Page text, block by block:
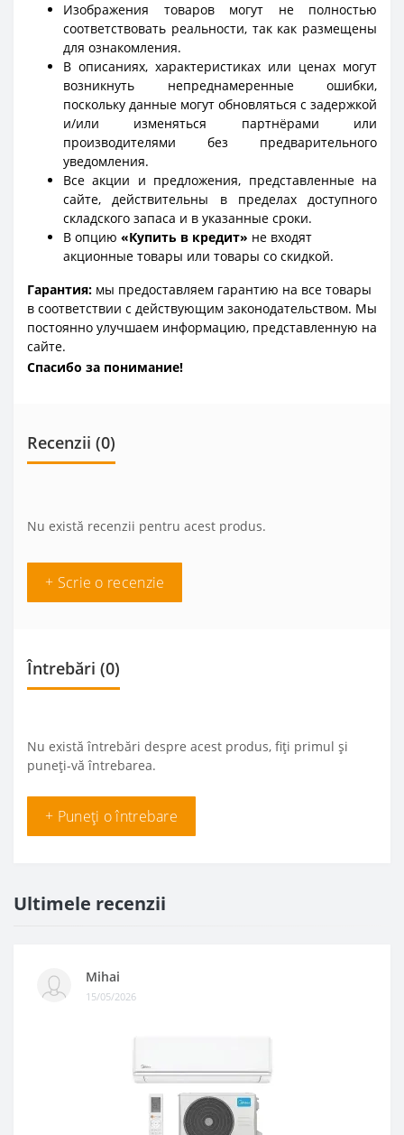
Изображения товаров могут не полностью
соответствовать реальности, так как размещены
для ознакомления.
В описаниях, характеристиках или ценах могут
возникнуть непреднамеренные ошибки,
поскольку данные могут обновляться с задержкой
и/или изменяться партнёрами или
производителями без предварительного
уведомления.
Все акции и предложения, представленные на
сайте, действительны в пределах доступного
складского запаса и в указанные сроки.
В опцию «Купить в кредит» не входят
акционные товары или товары со скидкой.
Гарантия: мы предоставляем гарантию на все товары
в соответствии с действующим законодательством. Мы
постоянно улучшаем информацию, представленную на
сайте.
Спасибо за понимание!
Recenzii (0)
Nu există recenzii pentru acest produs.
+ Scrie o recenzie
Întrebări (0)
Nu există întrebări despre acest produs, fiți primul și
puneți-vă întrebarea.
+ Puneți o întrebare
Ultimele recenzii
Mihai
15/05/2026